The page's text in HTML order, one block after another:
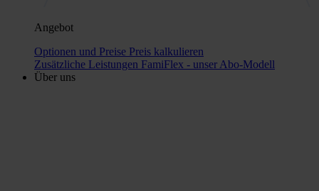
Angebot
Optionen und Preise Preis kalkulieren
Zusätzliche Leistungen FamiFlex - unser Abo-Modell
Über uns